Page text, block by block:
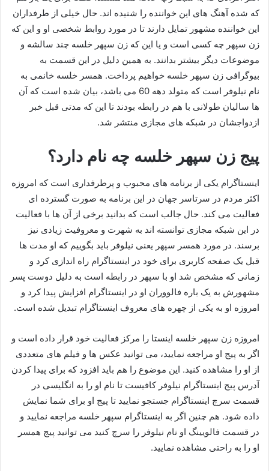
که شده آهنگ های این خواننده را شنیده اند. حال خیلی از طرفداران
این خواننده مشهور تمایل دارند تا در مورد روابط شخصی او و این که
زن سپهر چه کسی است و یا این که زن سپهر خلسه چند سالشه و
موضوعات دیگر بیشتر بدانند. به همین دلیل در این قسمت به
بیوگرافی زن سپهر خلسه خواهیم پرداخت. همسر خلسه خانمی به
نام نیلوفر است که متولد دهه 60 می باشد، بیان شده است که آن
ها سالیان طولانی با هم در رابطه بودند تا این که مدتی قبل خبر
ازدواجشان در شبکه های مجازی منتشر شد.
پیج زن سپهر خلسه چه نام دارد؟
اینستاگرام یکی از برنامه های محبوب و پرطرفداری است که امروزه
اکثر مردم در سرتاسر جهان در این برنامه به صورت گسترده ای
فعالیت می‌ کند. حال جالب است که بدانید برخی از آن ها با فعالیت
در این شبکه مجازی توانسته اند به شهرت و معروفیت زیادی نیز
برسند. در مورد همسر سپهر یعنی نیلوفر باید بگوییم که او مدت ها
قبل یک صفحه کاربری برای خود در اینستاگرام راه اندازی کرد و
زمانی که مشخص شد او با سپهر در رابطه است به دلیل دوست پسر
مشهورش به یک باره فالووران او در اینستاگرام افزایش پیدا کرد و
امروزه او به یکی از چهره های معروف اینستاگرام تبدیل شده است.
امروزه زن سپهر خلسه اینستا را مرکز فعالیت خود قرار داده است و
اگر به پیج او مراجعه نمایید، می‌ توانید عکس‌ ها و فیلم‌ های متعددی
از او را مشاهده کنید. این موضوع را هم باید افزود که برای پیدا کردن
آدرس پیج اینستاگرام نیلوفر کافیست تا نام او را به انگلیسی در
قسمت سرچ اینستاگرام جستجو نمایید تا پیج او برای شما نمایش
داده شود. هم چنین اگر به اینستاگرام سپهر خلسه مراجعه نمایید و
در قسمت‌ فالویینگ او نام نیلوفر را سرچ کنید می‌ توانید پیج همسر
او را به راحتی مشاهده نمایید.